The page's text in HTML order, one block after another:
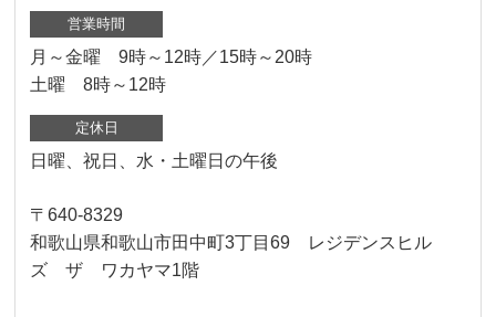
営業時間
月～金曜 9時～12時／15時～20時
土曜 8時～12時
定休日
日曜、祝日、水・土曜日の午後
〒640-8329
和歌山県和歌山市田中町3丁目69 レジデンスヒル
ズ ザ ワカヤマ1階